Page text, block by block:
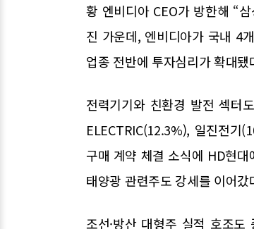
황 엔비디아 CEO가 방한해 “
진 가운데, 엔비디아가 국내 4
업종 전반에 투자심리가 확대됐
전력기기와 친환경 발전 섹터
ELECTRIC(12.3%), 일진전기
구매 계약 체결 소식에 HD현
태양광 관련주도 강세를 이어갔
조선·방산 대형주 실적 호조